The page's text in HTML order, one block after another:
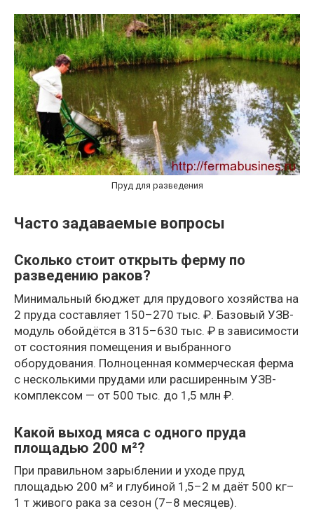
Пруд для разведения
Часто задаваемые вопросы
Сколько стоит открыть ферму по
разведению раков?
Минимальный бюджет для прудового хозяйства на
2 пруда составляет 150–270 тыс. ₽. Базовый УЗВ-
модуль обойдётся в 315–630 тыс. ₽ в зависимости
от состояния помещения и выбранного
оборудования. Полноценная коммерческая ферма
с несколькими прудами или расширенным УЗВ-
комплексом — от 500 тыс. до 1,5 млн ₽.
Какой выход мяса с одного пруда
площадью 200 м²?
При правильном зарыблении и уходе пруд
площадью 200 м² и глубиной 1,5–2 м даёт 500 кг–
1 т живого рака за сезон (7–8 месяцев).